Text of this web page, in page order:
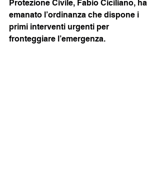
Protezione Civile, Fabio Ciciliano, ha
emanato l’ordinanza che dispone i
primi interventi urgenti per
fronteggiare l’emergenza.